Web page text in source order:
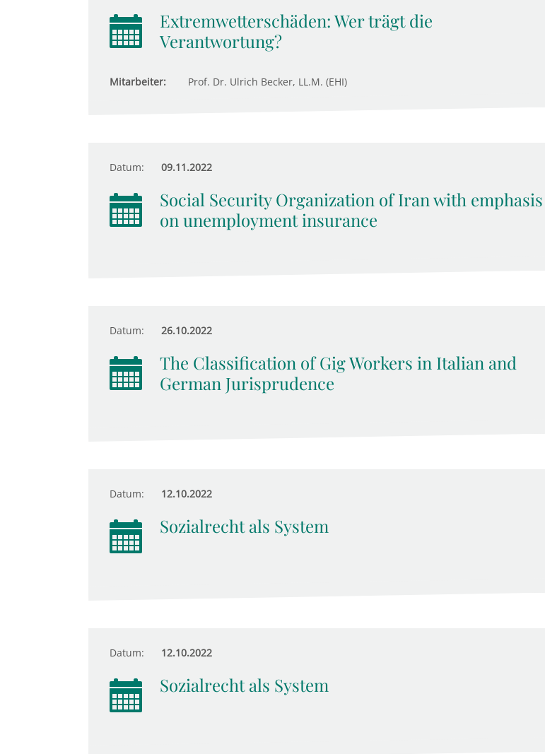
Extremwetterschäden: Wer trägt die
Verantwortung?
Mitarbeiter: Prof. Dr. Ulrich Becker, LL.M. (EHI)
Datum: 09.11.2022
Social Security Organization of Iran with emphasis
on unemployment insurance
Datum: 26.10.2022
The Classification of Gig Workers in Italian and
German Jurisprudence
Datum: 12.10.2022
Sozialrecht als System
Datum: 12.10.2022
Sozialrecht als System